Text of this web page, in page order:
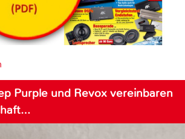
Purple und Revox vereinbaren